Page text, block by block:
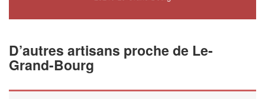
D’autres artisans proche de Le-
Grand-Bourg